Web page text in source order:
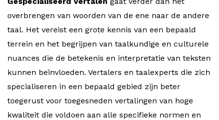
overbrengen van woorden van de ene naar de andere
taal. Het vereist een grote kennis van een bepaald
terrein en het begrijpen van taalkundige en culturele
nuances die de betekenis en interpretatie van teksten
kunnen beïnvloeden. Vertalers en taalexperts die zich
specialiseren in een bepaald gebied zijn beter
toegerust voor toegesneden vertalingen van hoge
kwaliteit die voldoen aan alle specifieke normen en